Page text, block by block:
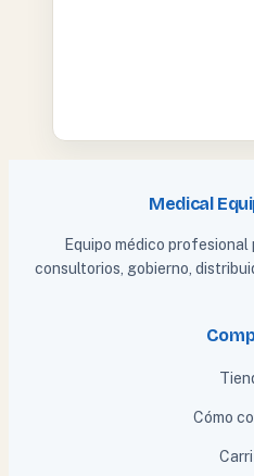
Medical
Equipo médico
consultorios, gobierno,
Cómo